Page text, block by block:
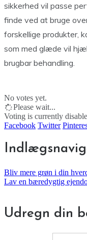
sikkerhed vil passe
finde ved at bruge
forskellige produkter,
som med glæde vil
brugbar behandling.
No votes yet.
Please wait...
Voting is currently
Facebook Twitter
Bliv mere grøn i din
Lav en bæredygtig
Udregn din